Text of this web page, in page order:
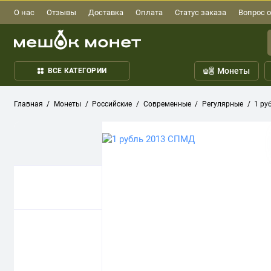
О нас Отзывы Доставка Оплата Статус заказа Вопрос
ВСЕ КАТЕГОРИИ Монеты
Главная Монеты Российские Современные Регулярные 1